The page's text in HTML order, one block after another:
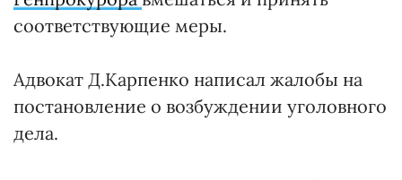
соответствующие меры.
Адвокат Д.Карпенко написал жалобы на
постановление о возбуждении уголовного
дела.